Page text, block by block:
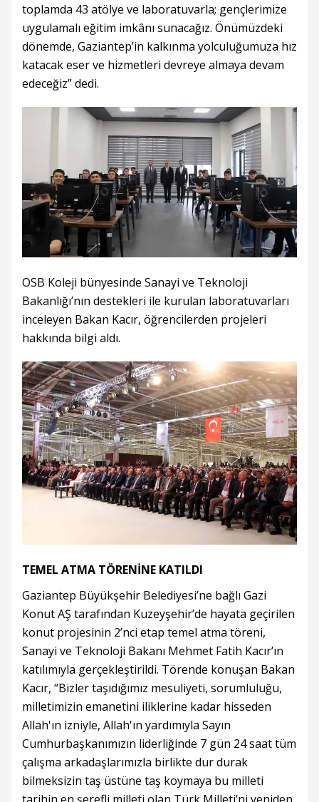
toplamda 43 atölye ve laboratuvarla; gençlerimize
uygulamalı eğitim imkânı sunacağız. Önümüzdeki
dönemde, Gaziantep’in kalkınma yolculuğumuza hız
katacak eser ve hizmetleri devreye almaya devam
edeceğiz” dedi.
OSB Koleji bünyesinde Sanayi ve Teknoloji
Bakanlığı’nın destekleri ile kurulan laboratuvarları
inceleyen Bakan Kacır, öğrencilerden projeleri
hakkında bilgi aldı.
TEMEL ATMA TÖRENİNE KATILDI
Gaziantep Büyükşehir Belediyesi’ne bağlı Gazi
Konut AŞ tarafından Kuzeyşehir’de hayata geçirilen
konut projesinin 2’nci etap temel atma töreni,
Sanayi ve Teknoloji Bakanı Mehmet Fatih Kacır’ın
katılımıyla gerçekleştirildi. Törende konuşan Bakan
Kacır, “Bizler taşıdığımız mesuliyeti, sorumluluğu,
milletimizin emanetini iliklerine kadar hisseden
Allah'ın izniyle, Allah'ın yardımıyla Sayın
Cumhurbaşkanımızın liderliğinde 7 gün 24 saat tüm
çalışma arkadaşlarımızla birlikte dur durak
bilmeksizin taş üstüne taş koymaya bu milleti